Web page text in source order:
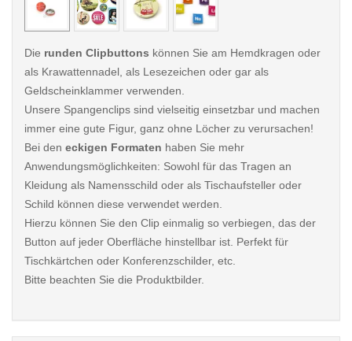
Die runden Clipbuttons können Sie am Hemdkragen oder
als Krawattennadel, als Lesezeichen oder gar als
Geldscheinklammer verwenden.
Unsere Spangenclips sind vielseitig einsetzbar und machen
immer eine gute Figur, ganz ohne Löcher zu verursachen!
Bei den eckigen Formaten haben Sie mehr
Anwendungsmöglichkeiten: Sowohl für das Tragen an
Kleidung als Namensschild oder als Tischaufsteller oder
Schild können diese verwendet werden.
Hierzu können Sie den Clip einmalig so verbiegen, das der
Button auf jeder Oberfläche hinstellbar ist. Perfekt für
Tischkärtchen oder Konferenzschilder, etc.
Bitte beachten Sie die Produktbilder.